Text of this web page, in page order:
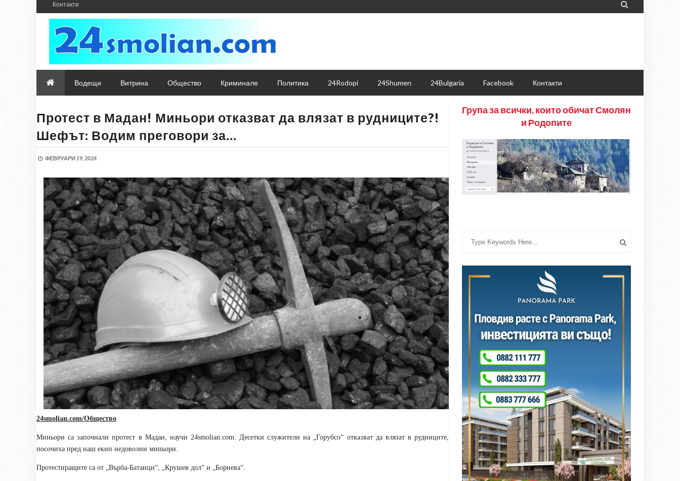
Контакти 
Водещи Витрина Общество Криминале Политика 24Rodopi 24Shumen 24Bulgaria Facebook Контакти
Протест в Мадан! Миньори отказват да влязат в рудниците?!
Шефът: Водим преговори за...
ФЕВРУАРИ 19, 2024
24smolian.com/Общество
Миньори са започнали протест в Мадан, научи 24smolian.com. Десетки служители на „Горубсо“ отказват да влязат в рудниците,
посочиха пред наш екип недоволни миньори.
Протестиращите са от „Върба-Батанци“, „Крушев дол“ и „Бориева“.
Група за всички, които обичат Смолян
и Родопите